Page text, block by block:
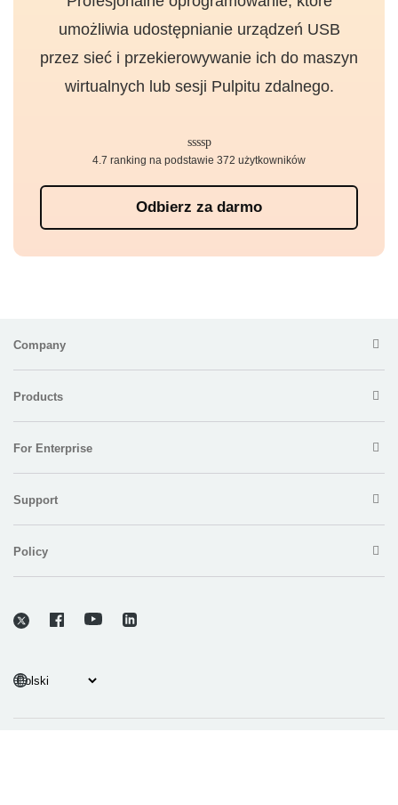
umożliwia udostępnianie urządzeń USB
przez sieć i przekierowywanie ich do maszyn
wirtualnych lub sesji Pulpitu zdalnego.
Odbierz za darmo
4.7 ranking na podstawie 372 użytkowników
Company
Products
For Enterprise
Support
Policy